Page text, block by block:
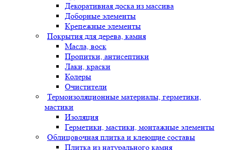
Декоративная доска из массива
Доборные элементы
Крепежные элементы
Покрытия для дерева, камня
Масла, воск
Пропитки, антисептики
Лаки, краски
Колеры
Очистители
Термоизоляционные материалы, герметики,
мастики
Изоляция
Герметики, мастики, монтажные элементы
Облицовочная плитка и клеющие составы
Плитка из натурального камня